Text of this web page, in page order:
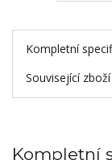
Kompletní
Související zboží
Kompletní